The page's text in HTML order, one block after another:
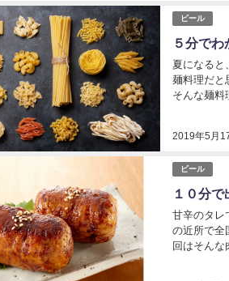
ビール
５分で
2019年5月
夏になると
麺料理だと
そんな麺料理をご
ビール
１０分
甘辛のタレ
の近所で全
回はそんな